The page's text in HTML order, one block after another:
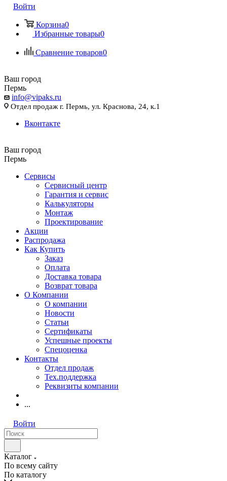
Войти
Корзина0
Избранные товары0
Сравнение товаров0
Ваш город
Пермь
info@vipaks.ru
Отдел продаж г. Пермь, ул. Краснова, 24, к.1
Вконтакте
Ваш город
Пермь
Сервисы
Сервисный центр
Гарантия и сервис
Калькуляторы
Монтаж
Проектирование
Акции
Распродажа
Как Купить
Заказ
Оплата
Доставка товара
Возврат товара
О Компании
О компании
Новости
Статьи
Сертификаты
Успешные проекты
Спецоценка
Контакты
Отдел продаж
Тех.поддержка
Реквизиты компании
...
Войти
Каталог
По всему сайту
По каталогу